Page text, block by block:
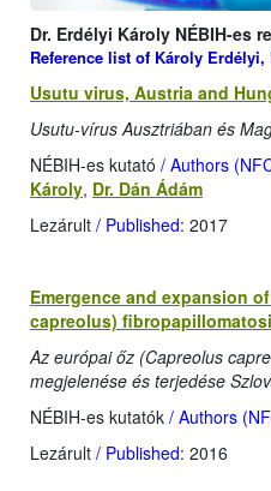
Dr. Erdélyi Károly NÉBIH-es
Reference list of Károly Erdélyi,
Usutu virus, Austria and
Usutu-vírus Ausztriában és
NÉBIH-es kutató / Authors
Károly, Dr. Dán Ádám
Lezárult / Published: 2017
Emergence and expansion
capreolus)
Az európai őz (Capreolus
megjelenése és terjedése
NÉBIH-es kutatók / Authors
Lezárult / Published: 2016